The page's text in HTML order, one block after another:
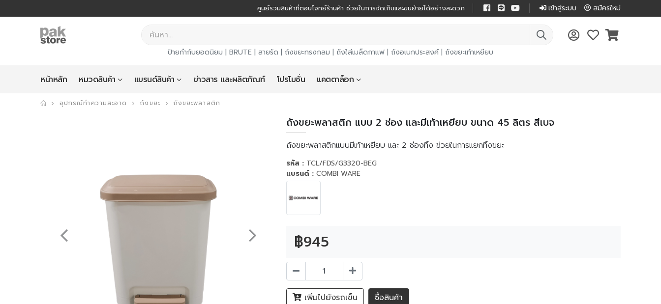
ศูนย์รวมสินค้าที่ตอบโจทย์ร้านค้า ช่วยในการจัดเก็บและขนย้ายได้อย่างสะดวก เข้าสู่ระบบ สมัครใหม่
ป้ายกำกับยอดนิยม | BRUTE | สายรัด | ถังขยะทรงกลม | ถังใส่เมล็ดกาแฟ| ถังอเนกประสงค์| ถังขยะเท้าเหยียบ
หน้าหลัก หมวดสินค้า แบรนด์สินค้า ข่าวสาร และผลิตภัณฑ์ โปรโมชั่น แคตตาล็อก
อุปกรณ์ทำความสะอาด ถังขยะ ถังขยะพลาสติก
ถังขยะพลาสติก แบบ 2 ช่อง และมีเท้าเหยียบ ขนาด 45 ลิตร สีเบจ
ถังขยะพลาสติกแบบมีเท้าเหยียบ และ 2 ช่องทิ้ง ช่วยในการแยกทิ้งขยะ
รหัส : TCL/FDS/G3320-BEG
แบรนด์ : COMBI WARE
฿945
เพิ่มไปยังรถเข็น ซื้อสินค้า